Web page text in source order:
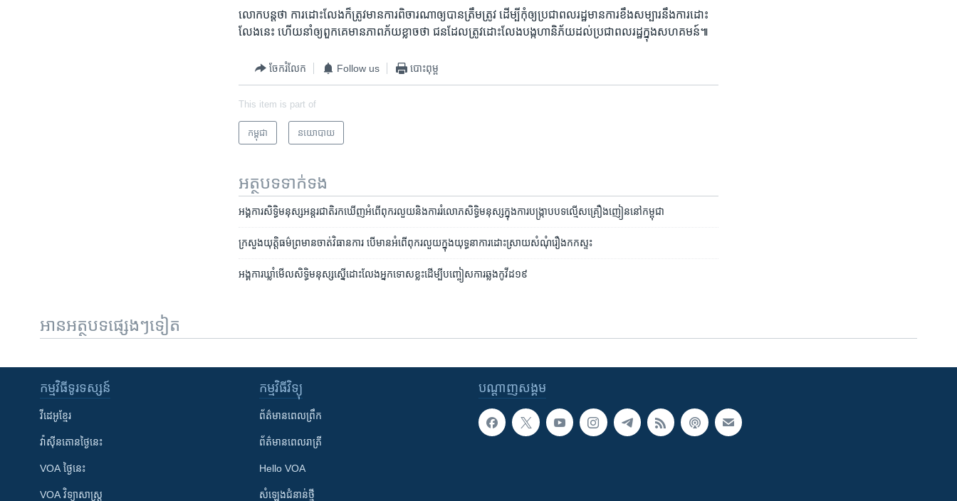
លោក​បន្ត​ថា​ ការ​ដោះ​លែង​ក៏​ត្រូវ​មាន​ការ​ពិចារណា​ឲ្យ​បាន​ត្រឹម​ត្រូវ ដើម្បី​កុំ​ឲ្យ​ប្រជាពលរដ្ឋ​មាន​ការ​ខឹង​សម្បារ​នឹង​ការ​ដោះ
លែង​នេះ ហើយ​នាំ​ឲ្យ​ពួកគេ​មាន​ភាព​ភ័យ​ខ្លាច​ថា​ ជន​ដែល​ត្រូវ​ដោះ​លែង​បង្ក​ហានិភ័យ​ដល់​ប្រជាពលរដ្ឋ​ក្នុង​សហគមន៍៕
ចែករំលែក Follow us បោះពុម្ព
This item is part of
កម្ពុជា នយោបាយ
អត្ថបទ​ទាក់ទង
អង្គការ​សិទ្ធិ​មនុស្ស​អន្តរជាតិ​រក​ឃើញ​អំពើ​ពុក​រលួយ​និង​ការ​រំលោភ​សិទ្ធិ​មនុស្ស​​ក្នុង​ការ​បង្រ្កាប​បទ​ល្មើស​គ្រឿង​ញៀន​នៅ​កម្ពុជា
ក្រសួង​យុត្តិធម៌​ព្រមាន​ចាត់​វិធាន​ការ ​បើ​មាន​អំពើ​ពុករលួយ​ក្នុង​យុទ្ធនាការ​ដោះស្រាយ​សំណុំ​រឿង​កក​ស្ទះ
អង្គការ​ឃ្លាំមើល​សិទ្ធិមនុស្ស​​ស្នើ​ដោះលែង​អ្នកទោស​ខ្លះ​​ដើម្បី​បញ្ចៀស​ការឆ្លង​កូវីដ​១៩
អានអត្ថបទផ្សេងៗទៀត
បណ្តាញ​សង្គម
កម្មវិធី​ទូរទស្សន៍
វីដេអូ​ខ្មែរ
វ៉ាស៊ីនតោន​ថ្ងៃ​នេះ
VOA ថ្ងៃនេះ
VOA ​វិទ្យាសាស្ត្រ
កម្មវិធី​វិទ្យុ
ព័ត៌មាន​ពេល​ព្រឹក
ព័ត៌មាន​​ពេល​រាត្រី
Hello VOA
សំឡេង​ជំនាន់​ថ្មី